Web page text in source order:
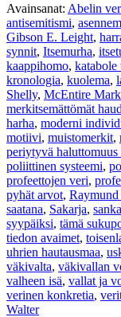
Avainsanat: Abelin
antisemitismi,
Gibson E. Leight,
synnit, Itsemurha,
kaappihomo, katabole
kronologia, kuolema,
Shelly, McEntire Mark
merkitsemättömät
harha, moderni
motiivi, muistomerkit,
periytyvä haluttomuus
poliittinen systeemi,
profeettojen veri,
pyhät arvot, Raymund
saatana, Sakarja,
syypäiksi, tämä
tiedon avaimet,
uhrien hautausmaa,
väkivalta, väkivallan
valheen isä, vallat ja
verinen konkretia,
Walter